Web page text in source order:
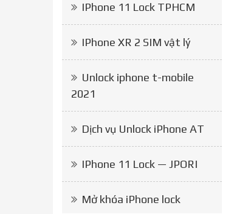
IPhone 11 Lock TPHCM
IPhone XR 2 SIM vật lý
Unlock iphone t-mobile
2021
Dịch vụ Unlock iPhone AT
IPhone 11 Lock — JPORI
Mở khóa iPhone lock